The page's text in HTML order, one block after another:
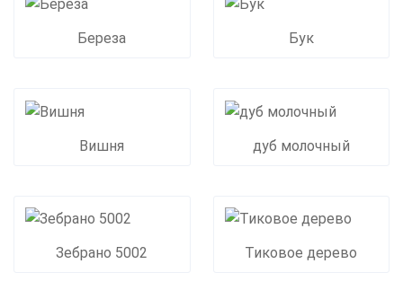
Береза Бук
Вишня дуб молочный
Зебрано 5002 Тиковое дерево